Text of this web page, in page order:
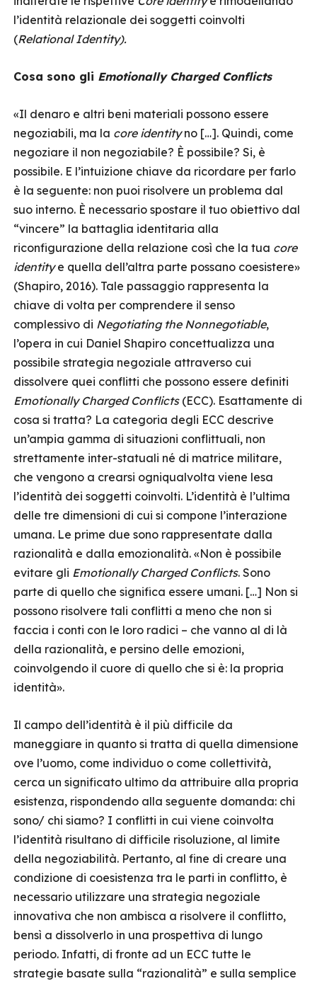
l’identità relazionale dei soggetti coinvolti
(Relational Identity).
Cosa sono gli Emotionally Charged Conflicts
«Il denaro e altri beni materiali possono essere
negoziabili, ma la core identityno […]. Quindi, come
negoziare il non negoziabile? È possibile? Si, è
possibile. E l’intuizione chiave da ricordare per farlo
è la seguente: non puoi risolvere un problema dal
suo interno. È necessario spostare il tuo obiettivo dal
“vincere” la battaglia identitaria alla
riconfigurazione della relazione così che la tua core
identitye quella dell’altra parte possano coesistere»
(Shapiro, 2016). Tale passaggio rappresenta la
chiave di volta per comprendere il senso
complessivo di Negotiating the Nonnegotiable,
l’opera in cui Daniel Shapiro concettualizza una
possibile strategia negoziale attraverso cui
dissolvere quei conflitti che possono essere definiti
Emotionally Charged Conflicts (ECC). Esattamente di
cosa si tratta? La categoria degli ECC descrive
un’ampia gamma di situazioni conflittuali, non
strettamente inter-statuali né di matrice militare,
che vengono a crearsi ogniqualvolta viene lesa
l’identità dei soggetti coinvolti. L’identità è l’ultima
delle tre dimensioni di cui si compone l’interazione
umana. Le prime due sono rappresentate dalla
razionalità e dalla emozionalità. «Non è possibile
evitare gli Emotionally Charged Conflicts. Sono
parte di quello che significa essere umani. […] Non si
possono risolvere tali conflitti a meno che non si
faccia i conti con le loro radici – che vanno al di là
della razionalità, e persino delle emozioni,
coinvolgendo il cuore di quello che si è: la propria
identità».
Il campo dell’identità è il più difficile da
maneggiare in quanto si tratta di quella dimensione
ove l’uomo, come individuo o come collettività,
cerca un significato ultimo da attribuire alla propria
esistenza, rispondendo alla seguente domanda: chi
sono/ chi siamo? I conflitti in cui viene coinvolta
l’identità risultano di difficile risoluzione, al limite
della negoziabilità. Pertanto, al fine di creare una
condizione di coesistenza tra le parti in conflitto, è
necessario utilizzare una strategia negoziale
innovativa che non ambisca a risolvere il conflitto,
bensì a dissolverlo in una prospettiva di lungo
periodo. Infatti, di fronte ad un ECC tutte le
strategie basate sulla “razionalità” e sulla semplice